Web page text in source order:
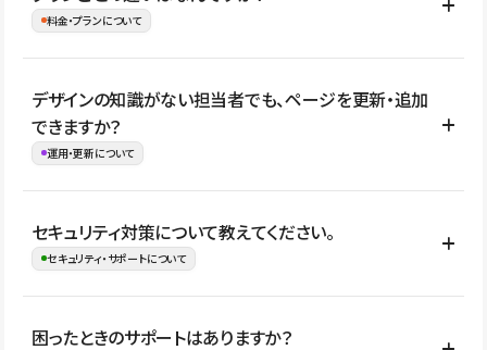
め、移行後にページ構成やデザイン、CMS設計、URL・リダイレク
理、セキュリティ確認、既存システムとの連携など、個別の要件が
ない段階でも、お問い合わせください。
お問合せはこちら
料金・プランについて
公開ページ数、バージョン履歴の期間、CMS利用数の上限、権限
管理の有無などがプランごとに異なります。詳しくは料金プランペ
ージをご覧ください。
デザインの知識がない担当者でも、ページを更新・追加
できますか？
運用・更新について
はい。CMSやコンポーネントを活用して更新範囲を設計しておく
ことで、デザインを崩しにくい状態で運用できます。 さらにコン
ながらレイアウトに影響を与えずに更新作業を進めやすくなりま
セキュリティ対策について教えてください。
セキュリティ・サポートについて
Studioでは、公開サイトやサービスを安全に利用できるよう、通信
困ったときのサポートはありますか？